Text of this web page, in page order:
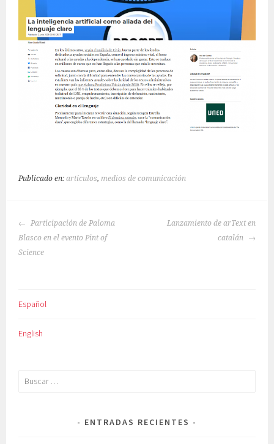
Publicado en:artículos,medios de comunicación
NAVEGACIÓN
DE
ENTRADAS
Participación de Paloma
Blasco en el evento Pint of
Science
Lanzamiento de arText en
catalán
Español
English
Buscar:
ENTRADAS RECIENTES